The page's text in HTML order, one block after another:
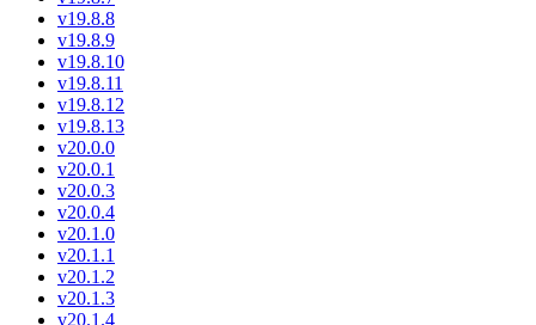
v19.8.8
v19.8.9
v19.8.10
v19.8.11
v19.8.12
v19.8.13
v20.0.0
v20.0.1
v20.0.3
v20.0.4
v20.1.0
v20.1.1
v20.1.2
v20.1.3
v20.1.4